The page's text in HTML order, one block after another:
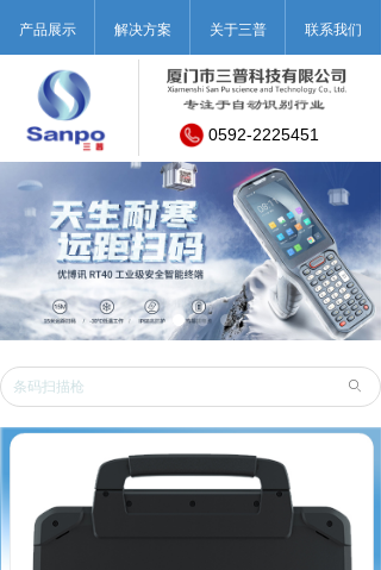
产品展示 解决方案 关于三普 联系我们
0592-2225451
ꄙ